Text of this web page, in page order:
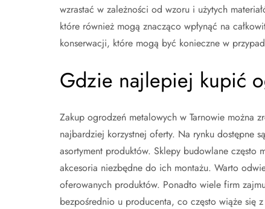
wzrastać w zależności od wzoru i użytych
które również mogą znacząco wpłynąć na
konserwacji, które mogą być konieczne w
Gdzie najlepiej kupić
Zakup ogrodzeń metalowych w Tarnowie można
najbardziej korzystnej oferty. Na rynku dostępne
asortyment produktów. Sklepy budowlane
akcesoria niezbędne do ich montażu. Warto
oferowanych produktów. Ponadto wiele firm
bezpośrednio u producenta, co często wiąże się